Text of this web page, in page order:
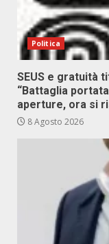
Politica
SEUS e gratuità
“Battaglia
aperture, ora si
8 Agosto 2026